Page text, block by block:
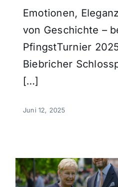
Emotionen,
von Geschichte –
PfingstTurnier
Biebricher
[…]
Juni 12, 2025